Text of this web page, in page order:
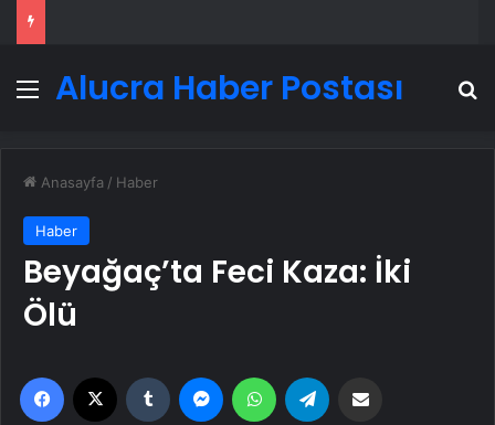
MenüAlucra Haber Postası
Anasayfa / Haber
Haber
Beyağaç’ta Feci Kaza: İki
Ölü
Facebook Tumblr MessengerWhatsApp